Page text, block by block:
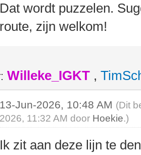
Dat wordt puzzelen.
route, zijn welkom!
Willeke_IGKT ,
13-Jun-2026, 10:48 AM (Dit
2026, 11:32 AM door Hoekie.)
Ik zit aan deze lijn te